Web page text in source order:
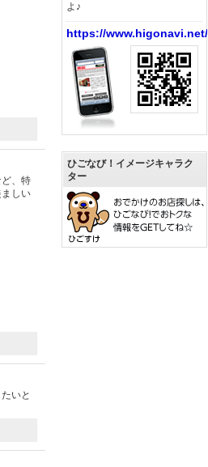
、特
しい
いと
よ♪
https://www.higonavi.net/
ひごなび！イメージキャラク
ター